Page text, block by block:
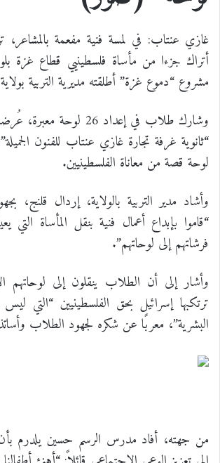
غازي عنتاب: في لمسة فنية مفعمة
أتراك جزءا من مأساة فلسطينيي قطاع غزة
مشروع “دموع غزة” أطلقته مديرية التربية
وشارك طلاب في إعداد 26
“ثانوية غرفة تجارة غازي عنتاب للفنون
لوحة قصة من معاناة الفلسطينيين.
وأشاد مدير التربية بالولاية، إردال قلنج،
“قاموا بإبداع أعمال فنية بنقل المأساة
فرشاتهم إلى لوحاتهم”.
وأشار إلى أن الطلاب ينقلون إلى لوحاتهم
ترتكبها إسرائيل بحق الفلسطينيين “التي
البشرية”، معربًا عن شكره لجهود الطلاب
من جهته، أفاد مدرس الرسم حسين يلدرم